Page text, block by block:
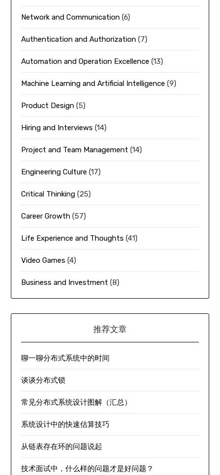
Network and Communication (6)
Authentication and Authorization (7)
Automation and Operation Excellence (13)
Machine Learning and Artificial Intelligence (9)
Product Design (5)
Hiring and Interviews (14)
Project and Team Management (14)
Engineering Culture (17)
Critical Thinking (25)
Career Growth (57)
Life Experience and Thoughts (41)
Video Games (4)
Business and Investment (8)
推荐文章
聊一聊分布式系统中的时间
谈谈分布式锁
常见分布式系统设计图解（汇总）
系统设计中的快速估算技巧
从链表存在环的问题说起
技术面试中，什么样的问题才是好问题？